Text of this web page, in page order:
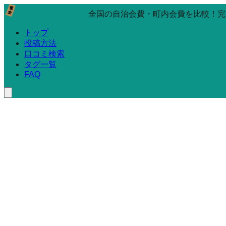
全国の自治会費・町内会費を比較！
トップ
投稿方法
口コミ検索
タグ一覧
FAQ